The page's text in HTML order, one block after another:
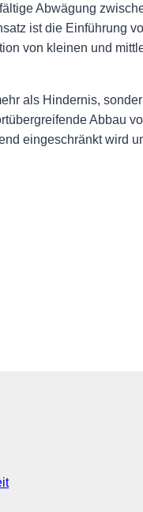
Abwägung
ist die Einführung
von kleinen und
als Hindernis,
Abbau
eingeschränkt wird